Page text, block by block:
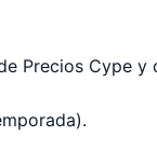
Precios Cype y